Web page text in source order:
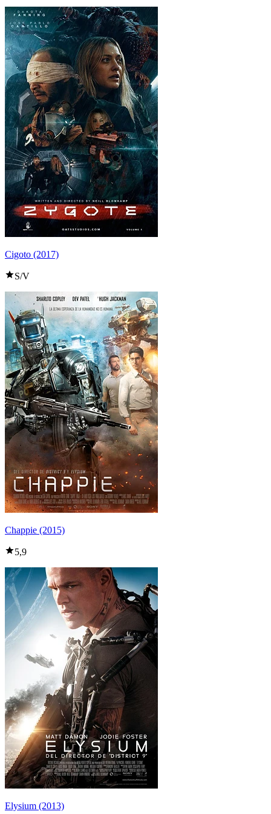
Cigoto (2017)
S/V
Chappie (2015)
5,9
Elysium (2013)